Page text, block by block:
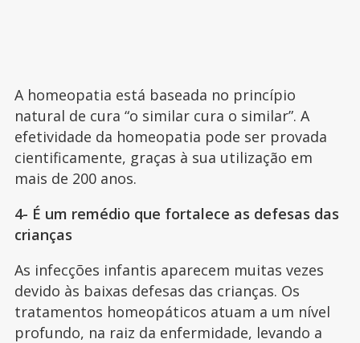
A homeopatia está baseada no princípio
natural de cura “o similar cura o similar”. A
efetividade da homeopatia pode ser provada
cientificamente, graças à sua utilização em
mais de 200 anos.
4- É um remédio que fortalece as defesas das
crianças
As infecções infantis aparecem muitas vezes
devido às baixas defesas das crianças. Os
tratamentos homeopáticos atuam a um nível
profundo, na raiz da enfermidade, levando a